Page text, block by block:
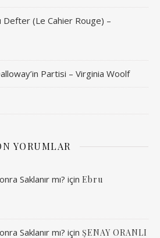
Defter (Le Cahier Rouge) –
Partisi – Virginia Woolf
YORUMLAR
Saklanır mı? için Ebru
Saklanır mı? için ŞENAY ORANLI